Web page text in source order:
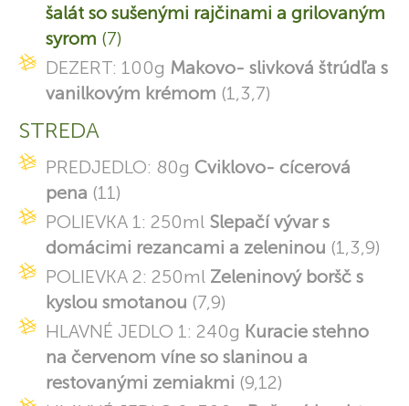
šalát so sušenými rajčinami a grilovaným
syrom (7)
DEZERT: 100g Makovo- slivková štrúdľa s
vanilkovým krémom (1,3,7)
STREDA
PREDJEDLO: 80g Cviklovo- cícerová
pena (11)
POLIEVKA 1: 250ml Slepačí vývar s
domácimi rezancami a zeleninou (1,3,9)
POLIEVKA 2: 250ml Zeleninový boršč s
kyslou smotanou (7,9)
HLAVNÉ JEDLO 1: 240g Kuracie stehno
na červenom víne so slaninou a
restovanými zemiakmi (9,12)